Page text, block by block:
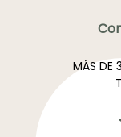
MÁS DE